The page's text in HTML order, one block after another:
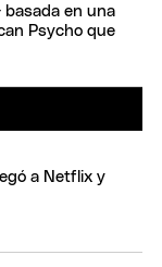
basada en una
Psycho que
a Netflix y